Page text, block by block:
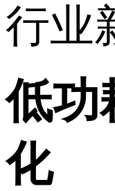
行业
低功
化